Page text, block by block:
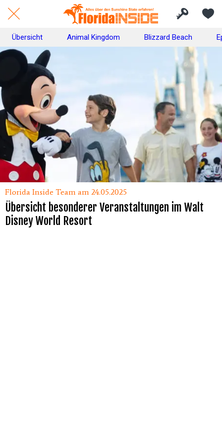
Übersicht Animal Kingdom Blizzard Beach
Florida Inside Team am 24.05.2025
Übersicht besonderer Veranstaltungen im Walt
Disney World Resort